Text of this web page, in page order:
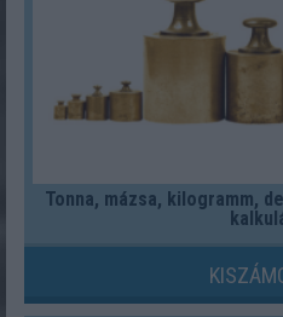
Tonna, mázsa, kilogramm,